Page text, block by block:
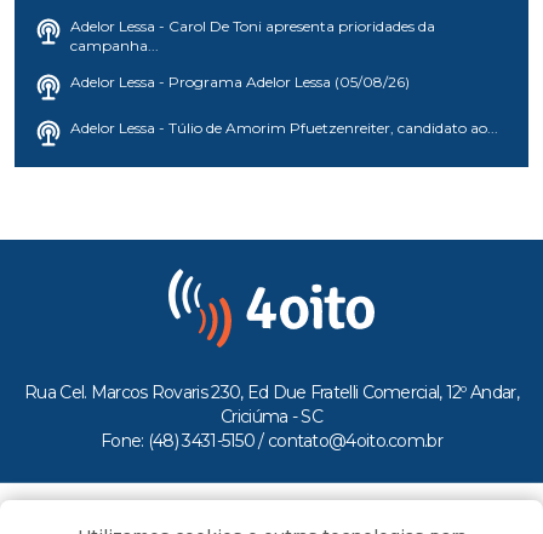
Adelor Lessa - Carol De Toni apresenta prioridades da
campanha...
Adelor Lessa - Programa Adelor Lessa (05/08/26)
Adelor Lessa - Túlio de Amorim Pfuetzenreiter, candidato ao...
Rua Cel. Marcos Rovaris 230, Ed Due Fratelli Comercial, 12º Andar,
Criciúma - SC
Fone: (48) 3431-5150 / contato@4oito.com.br